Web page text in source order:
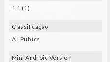
1.1 (1)
Classificação
All Publics
Min. Android Version